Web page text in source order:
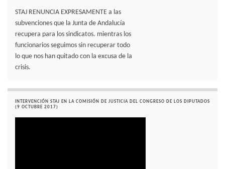
STAJ RENUNCIA EXPRESAMENTE a las
subvenciones que la Junta de Andalucía
recupera para los sindicatos. mientras los
funcionarios seguimos sin recuperar todo
lo que nos han quitado con la excusa de la
crisis.
INTERVENCIÓN STAJ EN LA COMISIÓN DE JUSTICIA DEL CONGRESO DE LOS DIPUTADOS
(9 OCTUBRE 2017)